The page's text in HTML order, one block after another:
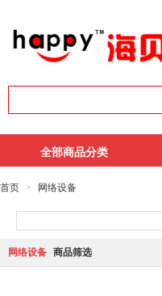
全部商品分类
首页 > 网络设备
网络设备 商品筛选